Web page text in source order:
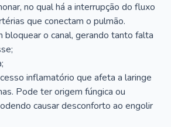
no qual há a interrupção do fluxo
que conectam o pulmão.
bloquear o canal, gerando tanto falta
inflamatório que afeta a laringe
Pode ter origem fúngica ou
causar desconforto ao engolir